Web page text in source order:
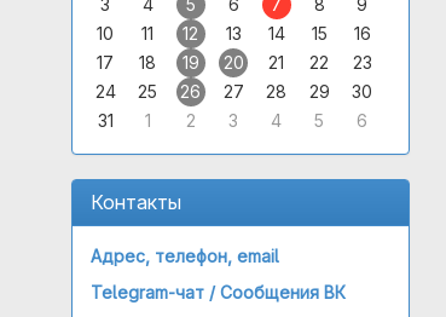
3
4 5 6 7 8
9
10
11 12 13 14 15
16
17
18 19 20 21 22
23
24
25 26 27 28 29
30
31
1 2 3 4 5 6
Контакты
Адрес, телефон, email
Telegram-чат /Сообщения ВК